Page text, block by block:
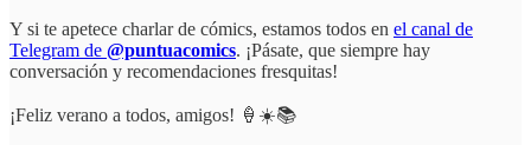
Y si te apetece charlar de cómics, estamos todos en el canal de
Telegram de @puntuacomics. ¡Pásate, que siempre hay
conversación y recomendaciones fresquitas!
¡Feliz verano a todos, amigos! 🍦☀️📚